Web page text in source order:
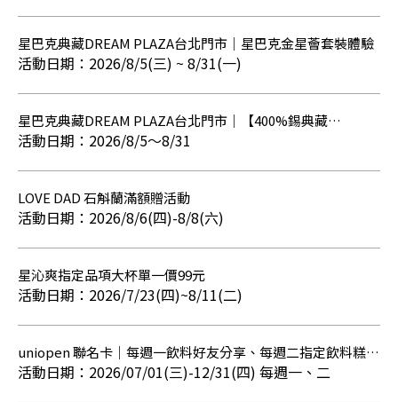
星巴克典藏DREAM PLAZA台北門市｜星巴克金星薈套裝體驗
2026/8/5(三) ~ 8/31(一)
星巴克典藏DREAM PLAZA台北門市｜【400%錫典藏
BE@RBRICK】預購銷售活動
2026/8/5～8/31
LOVE DAD 石斛蘭滿額贈活動
2026/8/6(四)-8/8(六)
星沁爽指定品項大杯單一價99元
2026/7/23(四)~8/11(二)
uniopen 聯名卡｜每週一飲料好友分享、每週二指定飲料糕點
組合享8折優惠2026/07/01(三)-12/31(四) 每週一、二